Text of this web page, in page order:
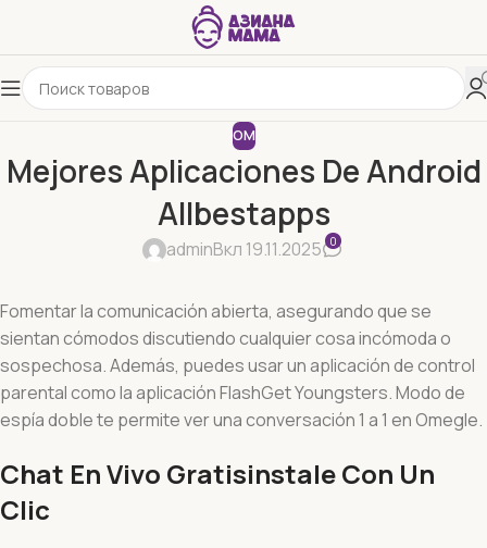
OM
Mejores Aplicaciones De Android
Allbestapps
adminВкл 19.11.2025 0
Fomentar la comunicación abierta, asegurando que se
sientan cómodos discutiendo cualquier cosa incómoda o
sospechosa. Además, puedes usar un aplicación de control
parental como la aplicación FlashGet Youngsters. Modo de
espía doble te permite ver una conversación 1 a 1 en Omegle.
Chat En Vivo Gratisinstale Con Un
Clic